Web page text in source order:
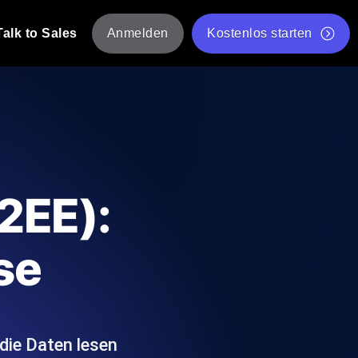
Probes aus 25+ Standorten.
es tun.
APIs
API-Statusprüfer
Core Web Vitals Checker
Liste kostenloser Web-Tools
to Sales Anmelden Kostenlos starten
Daten lesen